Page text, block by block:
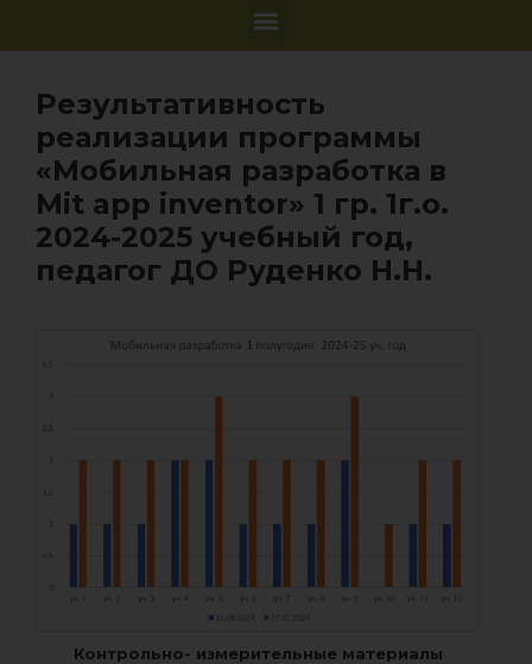
Результативность
реализации программы
«Мобильная разработка в
Mit app inventor» 1 гр. 1г.о.
2024-2025 учебный год,
педагог ДО Руденко Н.Н.
Контрольно- измерительные материалы